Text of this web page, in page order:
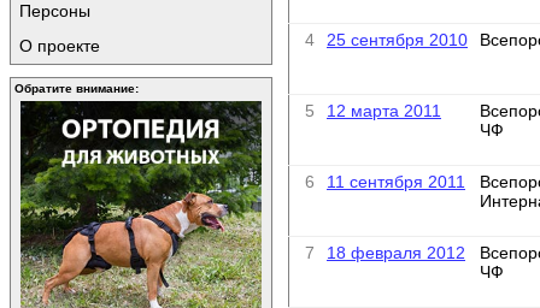
Персоны
О проекте
Обратите внимание:
4 25 сентября 2010
5 12 марта 2011
ЧФ
6 11 сентября 2011
7 18 февраля 2012
ЧФ